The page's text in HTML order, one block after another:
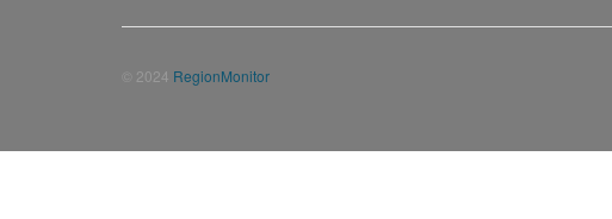
© 2024 RegionMonitor